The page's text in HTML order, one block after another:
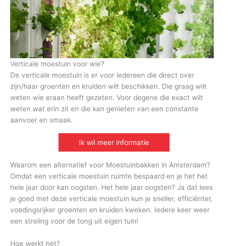
Verticale moestuin voor wie?
De verticale moestuin is er voor iedereen die direct over
zijn/haar groenten en kruiden wilt beschikken. Die graag wilt
weten wie eraan heeft gezeten. Voor degene die exact wilt
weten wat erin zit en die kan genieten van een constante
aanvoer en smaak.
Ik wil meer informatie
Waarom een alternatief voor Moestuinbakken in Amsterdam?
Omdat een verticale moestuin ruimte bespaard en je het het
hele jaar door kan oogsten. Het hele jaar oogsten? Ja dat lees
je goed met deze verticale moestuin kun je sneller, efficiënter,
voedingsrijker groenten en kruiden kweken. Iedere keer weer
een streling voor de tong uit eigen tuin!
Hoe werkt het?